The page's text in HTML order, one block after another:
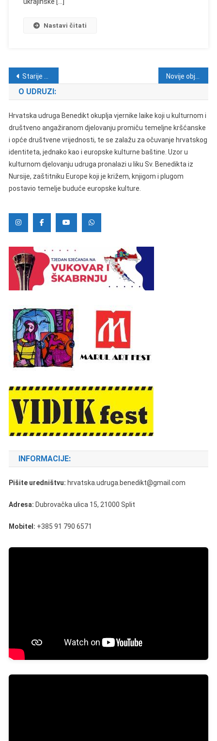
Nastavi čitati
Navigacija objava
Starije objave
O UDRUZI:
Hrvatska udruga Benedikt okuplja vjernike laike koji u kulturnom i
društveno angažiranom djelovanju promiču temeljne kršćanske
i opće društvene vrijednosti, te se zalažu za očuvanje hrvatskog
identiteta, jednako kao i europske kulturne baštine. Uzor u
kulturnom djelovanju udruga pronalazi u liku Sv. Benedikta iz
Nursije, zaštitniku Europe koji je križem, knjigom i plugom
postavio temelje buduće europske kulture.
INFORMACIJE:
Pišite uredništvu: hrvatska.udruga.benedikt@gmail.com
Adresa: Dubrovačka ulica 15, 21000 Split
Mobitel: +385 91 790 6571